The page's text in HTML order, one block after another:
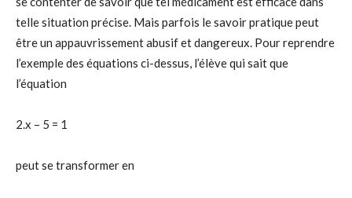
telle situation précise. Mais parfois le savoir pratique peut
être un appauvrissement abusif et dangereux. Pour reprendre
l’exemple des équations ci-dessus, l’élève qui sait que
l’équation
2.x – 5 = 1
peut se transformer en